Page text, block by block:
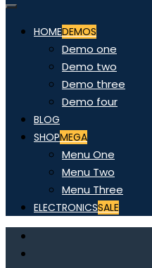
HOMEDEMOS
Demo one
Demo two
Demo three
Demo four
BLOG
SHOPMEGA
Menu One
Menu Two
Menu Three
ELECTRONICSSALE